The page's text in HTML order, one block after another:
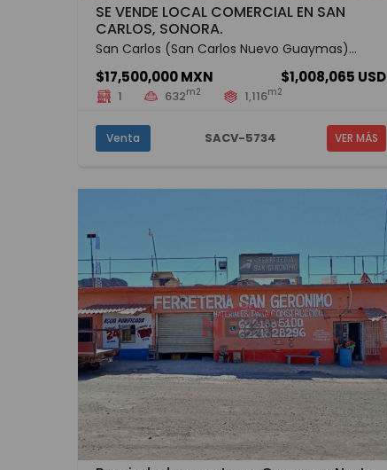
SE VENDE LOCAL COMERCIAL EN SAN
CARLOS, SONORA.
San Carlos (San Carlos Nuevo Guaymas)...
$17,500,000 MXN $1,008,065 USD
1 632m2 1,116m2
Venta SACV-5734 VER MÁS